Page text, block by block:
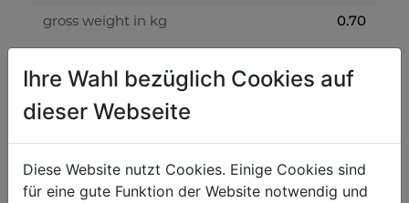
gross weight in kg 0.70
packaging
packaging height in mm
packaging width in mm 150
packaging length in mm 114
Ihre Wahl bezüglich Cookies auf
dieser Webseite
Diese Website nutzt Cookies. Einige Cookies sind
für eine gute Funktion der Website notwendig und